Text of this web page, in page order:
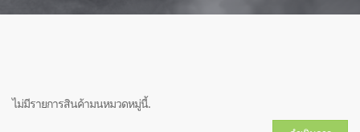
ไม่มีรายการสินค้ามนหมวดหมู่นี้.